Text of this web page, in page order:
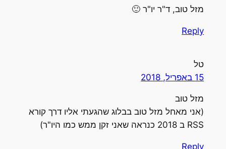
מזל טוב, ד"ר יו"ר 🙂
Reply
טל
15 באפריל, 2018
מזל טוב
(אני מאחל מזל טוב בבלוג שהגעתי אליו דרך קורא
RSS ב 2018 כנראה שאני זקן ממש כמו היו"ר)
Reply